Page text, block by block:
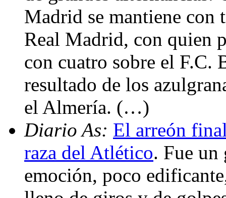
Madrid se mantiene con
Real Madrid, con quien
con cuatro sobre el F.C.
resultado de los
el Almería. (…)
Diario As: El arreón
raza del Atlético. Fue un
emoción, poco